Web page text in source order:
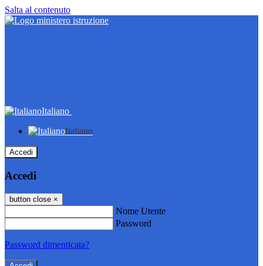
Salta al contenuto
Italiano
Italiano
Accedi
Accedi
button close ×
Nome Utente
Password
Password dimenticata?